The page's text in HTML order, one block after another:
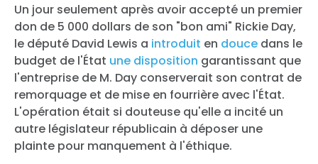
Un jour seulement après avoir accepté un premier
don de 5 000 dollars de son "bon ami" Rickie Day,
le député David Lewis a introduit en douce dans le
budget de l'État une disposition garantissant que
l'entreprise de M. Day conserverait son contrat de
remorquage et de mise en fourrière avec l'État.
L'opération était si douteuse qu'elle a incité un
autre législateur républicain à déposer une
plainte pour manquement à l'éthique.